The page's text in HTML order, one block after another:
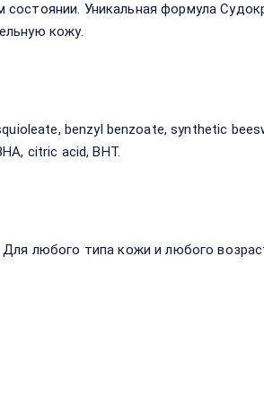
Уникальная формула
кожу.
benzyl benzoate, synthetic
citric acid, BHT.
любого типа кожи и любого